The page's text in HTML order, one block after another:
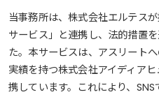
当事務所は、株式会社エルテス
サービス」と連携し、法的措置
た。本サービスは、アスリート
実績を持つ株式会社アイディア
携しています。これにより、